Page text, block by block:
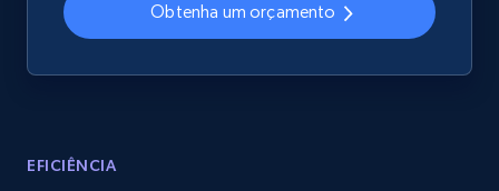
Title, Seller name, Brand, Description, Initial
Obtenha um orçamento
EFICIÊNCIA